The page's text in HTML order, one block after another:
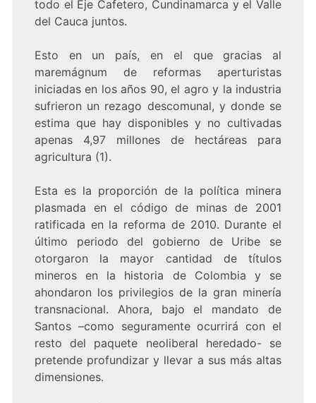
todo el Eje Cafetero, Cundinamarca y el Valle
del Cauca juntos.
Esto en un país, en el que gracias al
maremágnum de reformas aperturistas
iniciadas en los años 90, el agro y la industria
sufrieron un rezago descomunal, y donde se
estima que hay disponibles y no cultivadas
apenas 4,97 millones de hectáreas para
agricultura (1).
Esta es la proporción de la política minera
plasmada en el código de minas de 2001
ratificada en la reforma de 2010. Durante el
último periodo del gobierno de Uribe se
otorgaron la mayor cantidad de títulos
mineros en la historia de Colombia y se
ahondaron los privilegios de la gran minería
transnacional. Ahora, bajo el mandato de
Santos –como seguramente ocurrirá con el
resto del paquete neoliberal heredado- se
pretende profundizar y llevar a sus más altas
dimensiones.